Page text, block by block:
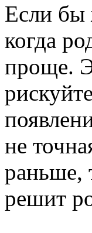
Если бы
когда
проще.
не
раньше,
решит